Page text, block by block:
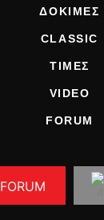
ΔΟΚΙΜΕΣ
CLASSIC
ΤΙΜΕΣ
VIDEO
FORUM
FORUM